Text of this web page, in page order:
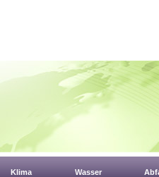
Klima Wasser